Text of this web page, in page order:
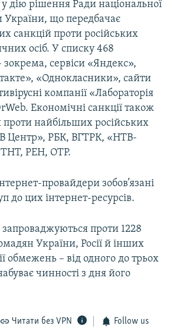
у дію рішення Ради національної
України, що передбачає
санкцій проти російських
осіб. У списку 468
сервіси «Яндекс»,
«Однокласники», сайти
компанії «Лабораторія
Економічні санкції також
найбільших російських
Центр», РБК, ВГТРК, «НТВ-
РЕН, ОТР.
провайдери зобов’язані
до цих інтернет-ресурсів.
запроваджуються проти 1228
України, Росії й інших
обмежень – від одного до трьох
чинності з дня його
Читати без VPN Follow us